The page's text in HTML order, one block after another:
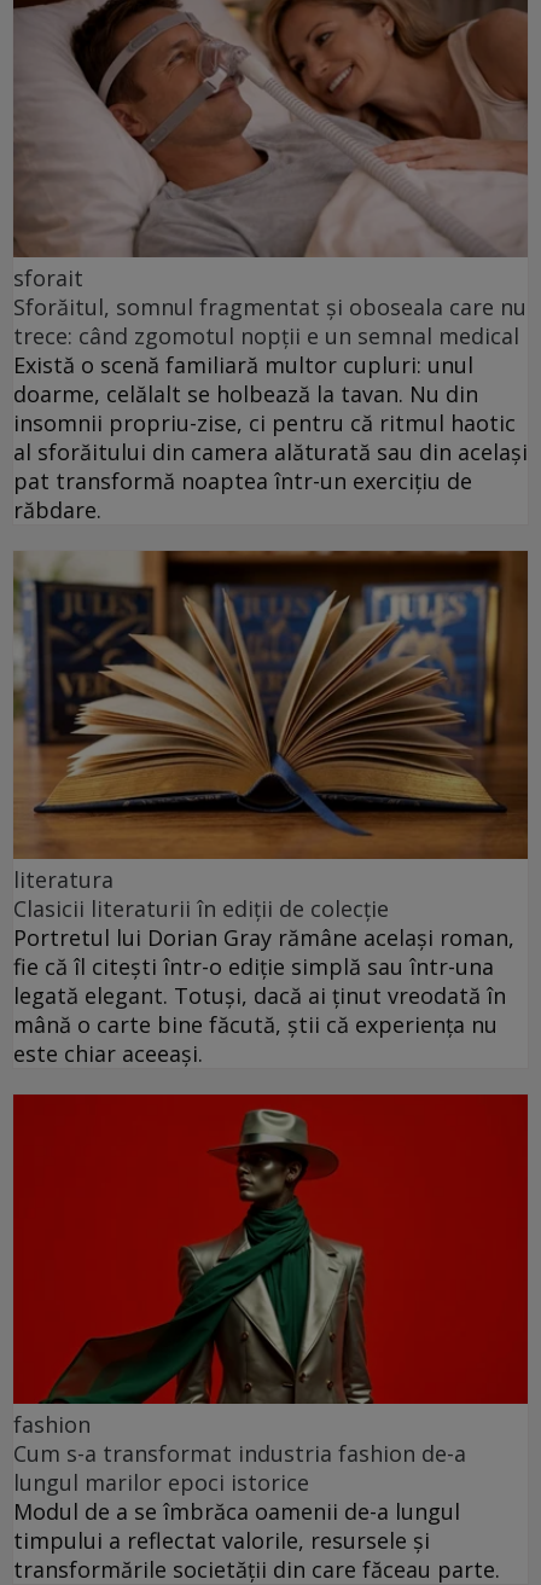
sforait
Sforăitul, somnul fragmentat și oboseala care nu
trece: când zgomotul nopții e un semnal medical
Există o scenă familiară multor cupluri: unul
doarme, celălalt se holbează la tavan. Nu din
insomnii propriu-zise, ci pentru că ritmul haotic
al sforăitului din camera alăturată sau din același
pat transformă noaptea într-un exercițiu de
răbdare.
literatura
Clasicii literaturii în ediții de colecție
Portretul lui Dorian Gray rămâne același roman,
fie că îl citești într-o ediție simplă sau într-una
legată elegant. Totuși, dacă ai ținut vreodată în
mână o carte bine făcută, știi că experiența nu
este chiar aceeași.
fashion
Cum s-a transformat industria fashion de-a
lungul marilor epoci istorice
Modul de a se îmbrăca oamenii de-a lungul
timpului a reflectat valorile, resursele și
transformările societății din care făceau parte.